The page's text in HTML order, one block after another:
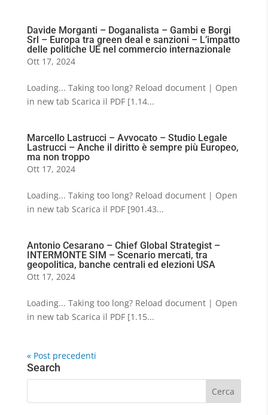
Davide Morganti – Doganalista – Gambi e Borgi
Srl – Europa tra green deal e sanzioni – L’impatto
delle politiche UE nel commercio internazionale
Ott 17, 2024
Loading... Taking too long? Reload document | Open
in new tab Scarica il PDF [1.14...
Marcello Lastrucci – Avvocato – Studio Legale
Lastrucci – Anche il diritto è sempre più Europeo,
ma non troppo
Ott 17, 2024
Loading... Taking too long? Reload document | Open
in new tab Scarica il PDF [901.43...
Antonio Cesarano – Chief Global Strategist –
INTERMONTE SIM – Scenario mercati, tra
geopolitica, banche centrali ed elezioni USA
Ott 17, 2024
Loading... Taking too long? Reload document | Open
in new tab Scarica il PDF [1.15...
« Post precedenti
Search